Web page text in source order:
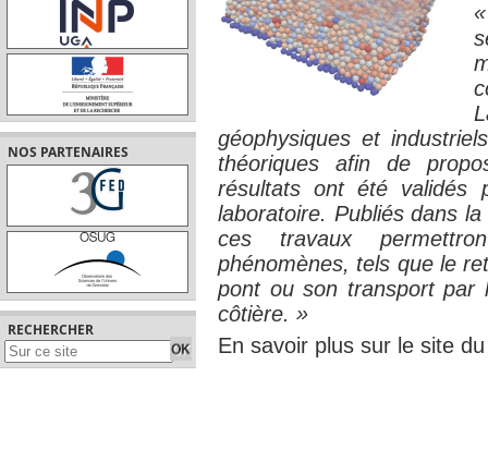
NOS PARTENAIRES
RECHERCHER
géophysiques et
théoriques afin de
résultats ont été validés
laboratoire. Publiés dans
ces travaux
phénomènes, tels que le
pont ou son transport par
côtière. »
En savoir plus sur le site